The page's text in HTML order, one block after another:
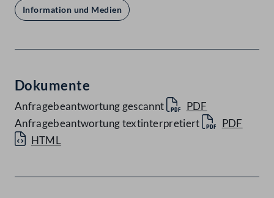
Information und Medien
Dokumente
Anfragebeantwortung gescannt
PDF
Anfragebeantwortung textinterpretiert
PDF
HTML